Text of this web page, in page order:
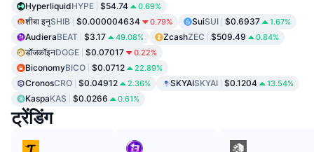
HyperliquidHYPE $54.74 0.69%
शीबा इनुSHIB $0.000004634 0.79% SuiSUI $0.6937 1.67%
AudieraBEAT $3.17 49.08% ZcashZEC $509.49 0.84%
डॉजकॉइनDOGE $0.07017 0.22%
BiconomyBICO $0.0712 22.89%
CronosCRO $0.04912 2.36% SKYAISKYAI $0.1204 13.54%
KaspaKAS $0.0266 0.61%
ट्रेंडिंग